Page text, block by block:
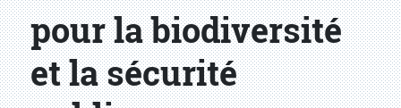
pour la biodiversité
et la sécurité